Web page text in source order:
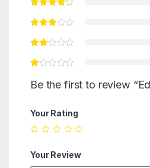
Be the first to review
Your Rating
Your Review